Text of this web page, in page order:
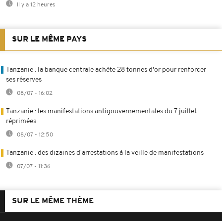
Il y a 12 heures
SUR LE MÊME PAYS
Tanzanie : la banque centrale achète 28 tonnes d'or pour renforcer
ses réserves
08/07 - 16:02
Tanzanie : les manifestations antigouvernementales du 7 juillet
réprimées
08/07 - 12:50
Tanzanie : des dizaines d'arrestations à la veille de manifestations
07/07 - 11:36
SUR LE MÊME THÈME